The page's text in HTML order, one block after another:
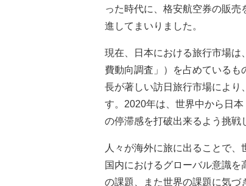
った時代に、格安航空券の販
進してまいりました。
現在、日本における旅行市場は
費動向調査」）を占めている
長が著しい訪日旅行市場により
す。2020年は、世界中から日
の停滞感を打破出来るよう挑戦
人々が海外に旅に出ることで、
国内におけるグローバル意識
の課題、また世界の課題に気づ